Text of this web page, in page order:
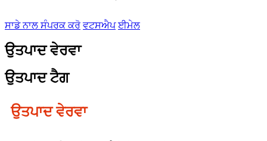
ਸਾਡੇ ਨਾਲ ਸੰਪਰਕ ਕਰੋ ਵਟਸਐਪ ਈਮੇਲ
ਉਤਪਾਦ ਵੇਰਵਾ
ਉਤਪਾਦ ਟੈਗ
ਉਤਪਾਦ ਵੇਰਵਾ